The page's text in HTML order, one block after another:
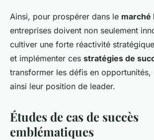
Ainsi, pour prospérer dans le marché
entreprises doivent non seulement
cultiver une forte réactivité
et implémenter ces stratégies de
transformer les défis en opportunités,
ainsi leur position de leader.
Études de cas de succès
emblématiques